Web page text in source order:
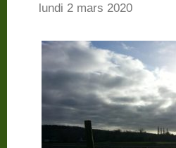
lundi 2 mars 2020